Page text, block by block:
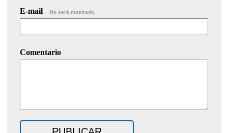
E-mail No será mostrado.
Comentario